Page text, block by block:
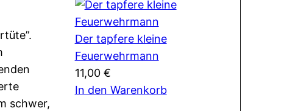
schwer,
Der tapfere kleine
Feuerwehrmann
11,00 €
In den Warenkorb